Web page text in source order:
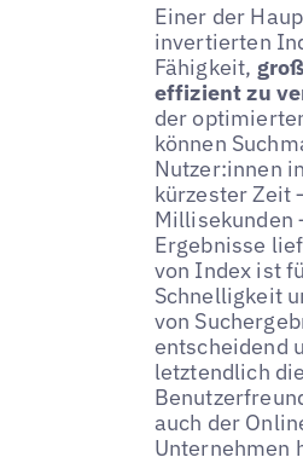
Einer der
invertierten
Fähigkeit,
effizient zu
der
können
Nutzer:innen
kürzester Zeit
Millisekunden
Ergebnisse
von Index ist
Schnelligkeit
von
entscheidend
letztendlich die
auch der
Unternehmen